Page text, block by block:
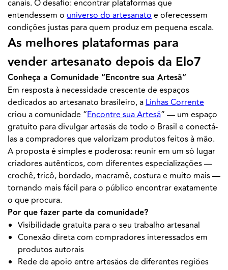
canais. O desafio: encontrar plataformas que
entendessem o universo do artesanato e oferecessem
condições justas para quem produz em pequena escala.
As melhores plataformas para
vender artesanato depois da Elo7
Conheça a Comunidade “Encontre sua Artesã”
Em resposta à necessidade crescente de espaços
dedicados ao artesanato brasileiro, a Linhas Corrente
criou a comunidade “Encontre sua Artesã” — um espaço
gratuito para divulgar artesãs de todo o Brasil e conectá-
las a compradores que valorizam produtos feitos à mão.
A proposta é simples e poderosa: reunir em um só lugar
criadores autênticos, com diferentes especializações —
crochê, tricô, bordado, macramê, costura e muito mais —
tornando mais fácil para o público encontrar exatamente
o que procura.
Por que fazer parte da comunidade?
Visibilidade gratuita para o seu trabalho artesanal
Conexão direta com compradores interessados em
produtos autorais
Rede de apoio entre artesãos de diferentes regiões